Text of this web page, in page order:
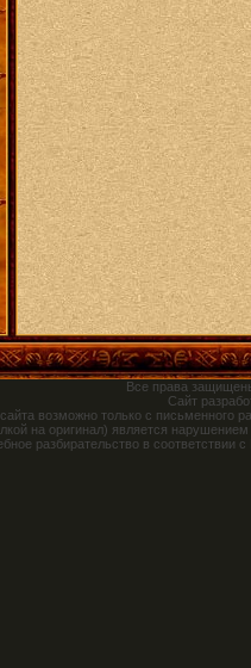
Все права
Сайт
возможно только с письменного
на оригинал) является
разбирательство в